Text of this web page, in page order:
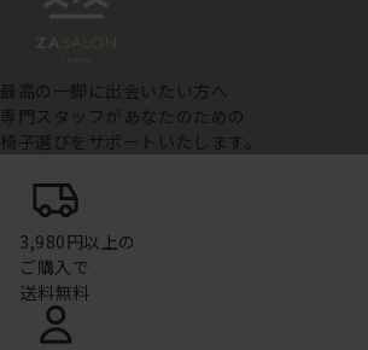
最高の一脚に出会いたい方へ
専門スタッフがあなたのための
椅子選びをサポートいたします。
3,980円以上の
ご購入で
送料無料